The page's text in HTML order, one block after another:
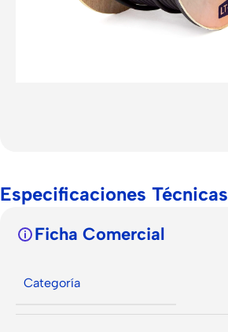
Especificaciones Técnicas
Ficha Comercial
Categoría